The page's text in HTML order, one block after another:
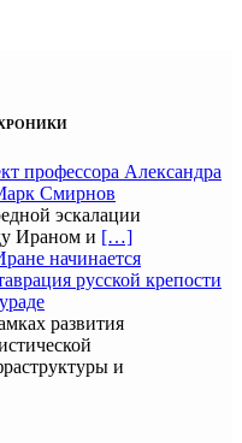
профессора Александра
Смирнов
эскалации
Ираном и […]
начинается
русской крепости
развития
и